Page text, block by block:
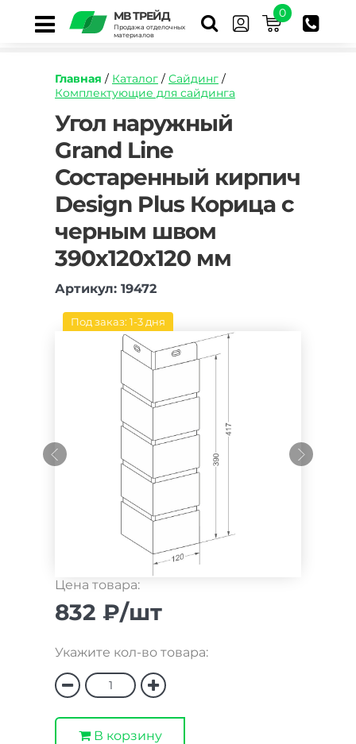
МВ ТРЕЙД
Продажа отделочных
материалов
0
Главная / Каталог / Сайдинг /
Комплектующие для сайдинга
https://mvtrade.ru/images/id/normal/ugol-
naruzhnyj-
grand-
line-
sostarennyj-
kirpich-
design-
plus-
koricza-
s-
chernym-
shvom-
390kh120kh120-
mm.jpg
Угол наружный
Grand Line
Состаренный кирпич
Design Plus Корица с
черным швом
390х120х120 мм
Артикул: 19472
Под заказ: 1-3 дня
Цена товара:
832 ₽/шт
Укажите кол-во товара:
В корзину